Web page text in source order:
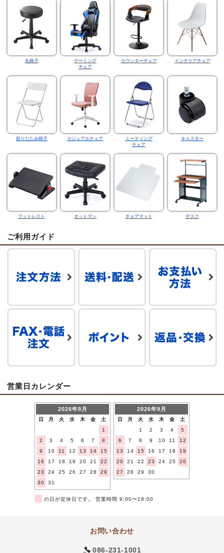
丸椅子
ゲーミング
チェア
カウンターチェア インテリアチェア
折りたたみ椅子 カジュアルチェア
ミーティング
チェア
キャスター
フットレスト オットマン チェアマット デスク
ご利用ガイド
営業日カレンダー
2026年8月
日 月 火 水 木 金
土
1
2
3 4 5 6 7
8
9
10 11 12 13 14
15
16
17 18 19 20 21
22
23
24 25 26 27 28
29
30
31
2026年9月
日 月 火 水 木 金
土
1
2 3 4
5
6
7 8 9 10 11
12
13
14 15 16 17 18
19
20
21 22 23 24 25
26
27
28 29 30
の日が定休日です。 営業時間 9:00〜18:00
お問い合わせ
086-231-1001